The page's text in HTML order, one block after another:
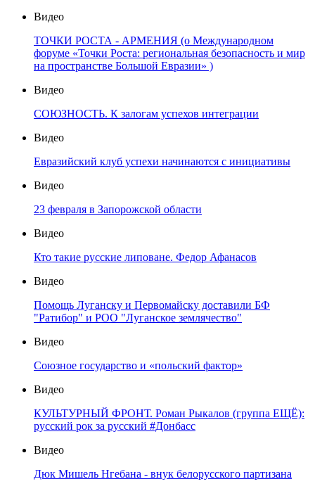
Видео
ТОЧКИ РОСТА - АРМЕНИЯ (о Международном
форуме «Точки Роста: региональная безопасность и мир
на пространстве Большой Евразии» )
Видео
СОЮЗНОСТЬ. К залогам успехов интеграции
Видео
Евразийский клуб успехи начинаются с инициативы
Видео
23 февраля в Запорожской области
Видео
Кто такие русские липоване. Федор Афанасов
Видео
Помощь Луганску и Первомайску доставили БФ
"Ратибор" и РОО "Луганское землячество"
Видео
Союзное государство и «польский фактор»
Видео
КУЛЬТУРНЫЙ ФРОНТ. Роман Рыкалов (группа ЕЩЁ):
русский рок за русский #Донбасс
Видео
Дюк Мишель Нгебана - внук белорусского партизана